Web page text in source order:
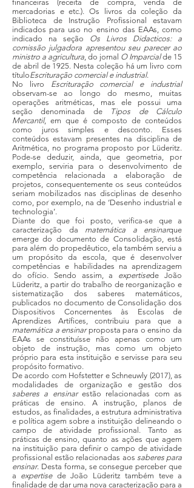
financeiras (receita de compra, venda de
mercadorias e etc.). Os livros da coleção da
Biblioteca de Instrução Profissional estavam
indicados para uso no ensino das EAAs, como
indicado na seção Os Livros Didacticos: a
comissão julgadora apresentou seu parecer ao
ministro a agricultura, do jornal O Imparcialde 15
de abril de 1925. Nesta coleção há um livro com
títuloEscrituração comercial e industrial.
No livro Escrituração comercial e industrial
observam-se ao longo do mesmo, muitas
operações aritméticas, mas ele possui uma
seção denominada de
Tipos de Cálculo
Mercantil, em que é composto de conteúdos
como juros simples e desconto. Esses
conteúdos estavam presentes na disciplina de
Aritmética, no programa proposto por Lüderitz.
Pode-se deduzir, ainda, que geometria, por
exemplo, serviria para o desenvolvimento de
competência relacionada a elaboração de
projetos, consequentemente os seus conteúdos
seriam mobilizados nas disciplinas de desenho
como, por exemplo, na de ‘Desenho industrial e
technologia’.
Diante do que foi posto, verifica-se que a
caracterização da matemática a ensinarque
emerge do documento de Consolidação, está
para além do propedêutico, ela também serviu a
um propósito da escola, que é desenvolver
competências e habilidades na aprendizagem
do ofício. Sendo assim, a expertisede João
Lüderitz, a partir do trabalho de reorganização e
sistematização dos saberes matemáticos,
publicados no documento de Consolidação dos
Dispositivos Concernentes às Escolas de
Aprendizes Artífices, contribuiu para que a
matemática a ensinarproposta para o ensino da
EAAs se constituísse não apenas como um
objeto de instrução, mas como um objeto
próprio para esta instituição e servisse para seu
propósito formativo.
De acordo com Hofstetter e Schneuwly (2017), as
modalidades de organização e gestão dos
saberes a ensinarestão relacionadas com as
práticas de ensino. A instrução, planos de
estudos, as finalidades, a estrutura administrativa
e política agem sobre a instituição delineando o
campo de atividade profissional. Tanto as
práticas de ensino, quanto as ações que agem
na instituição para definir o campo de atividade
profissional estão relacionadas aos saberes para
ensinar. Desta forma, se consegue perceber que
a expertise de João Lüderitz também teve a
finalidade de dar uma nova caracterização para a